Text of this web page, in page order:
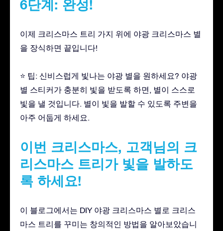
6단계: 완성!
이제 크리스마스 트리 가지 위에 야광 크리스마스 별
을 장식하면 끝입니다!
⭐ 팁: 신비스럽게 빛나는 야광 별을 원하세요? 야광
별 스티커가 충분히 빛을 받도록 하면, 별이 스스로
빛을 낼 것입니다. 별이 빛을 발할 수 있도록 주변을
아주 어둡게 하세요.
이번 크리스마스, 고객님의 크
리스마스 트리가 빛을 발하도
록 하세요!
이 블로그에서는 DIY 야광 크리스마스 별로 크리스
마스 트리를 꾸미는 창의적인 방법을 알아보았습니